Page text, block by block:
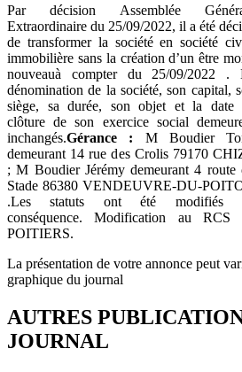
Par décision Assemblée
Extraordinaire du 25/09/2022, il a été
de transformer la société en société
immobilière sans la création d’un être
nouveauà compter du 25/09/2022 .
dénomination de la société, son capital,
siège, sa durée, son objet et la date
clôture de son exercice social
inchangés.Gérance : M Boudier
demeurant 14 rue des Crolis 79170
; M Boudier Jérémy demeurant 4 route
Stade 86380 VENDEUVRE-DU-
.Les statuts ont été modifiés
conséquence. Modification au RCS
POITIERS.
La présentation de votre annonce peut
graphique du journal
AUTRES
JOURNAL